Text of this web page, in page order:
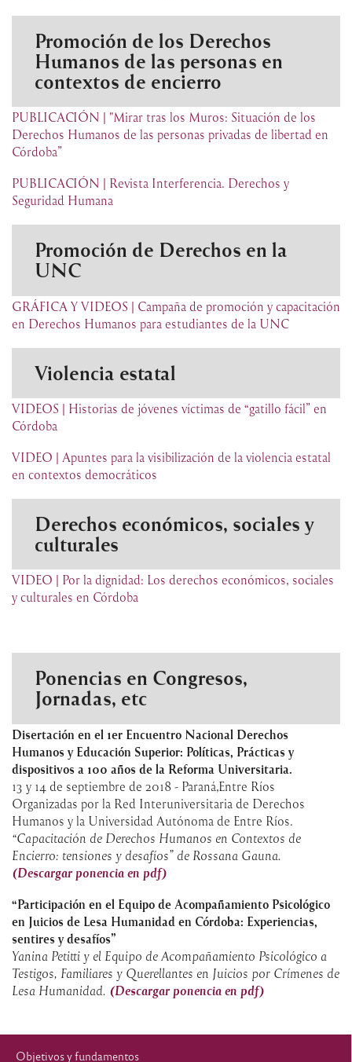
Promoción de los Derechos
Humanos de las personas en
contextos de encierro
PUBLICACIÓN | "Mirar tras los Muros: Situación de los
Derechos Humanos de las personas privadas de libertad en
Córdoba”
PUBLICACIÓN | Revista Interferencia. Derechos y
Seguridad Humana
Promoción de Derechos en la
UNC
GRÁFICA Y VIDEOS | Campaña de promoción y capacitación
en Derechos Humanos para estudiantes de la UNC
Violencia estatal
VIDEOS | Historias de jóvenes víctimas de “gatillo fácil” en
Córdoba
VIDEO | Apuntes para la visibilización de la violencia estatal
en contextos democráticos
Derechos económicos, sociales y
culturales
VIDEO | Por la dignidad: Los derechos económicos, sociales
y culturales en Córdoba
Ponencias en Congresos,
Jornadas, etc
Disertación en el 1er Encuentro Nacional Derechos
Humanos y Educación Superior: Políticas, Prácticas y
dispositivos a 100 años de la Reforma Universitaria.
13 y 14 de septiembre de 2018 - Paraná,Entre Ríos
Organizadas por la Red Interuniversitaria de Derechos
Humanos y la Universidad Autónoma de Entre Ríos.
“Capacitación de Derechos Humanos en Contextos de
Encierro: tensiones y desafíos” de Rossana Gauna.
(Descargar ponencia en pdf)
“Participación en el Equipo de Acompañamiento Psicológico
en Juicios de Lesa Humanidad en Córdoba: Experiencias,
sentires y desafíos”
Yanina Petitti y el Equipo de Acompañamiento Psicológico a
Testigos, Familiares y Querellantes en Juicios por Crímenes de
Lesa Humanidad. (Descargar ponencia en pdf)
Objetivos y fundamentos